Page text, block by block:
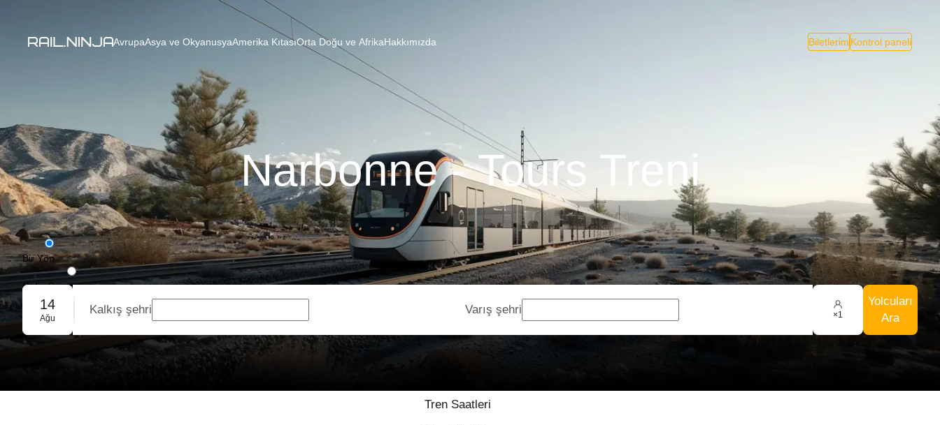
AvrupaAsya ve OkyanusyaAmerika KıtasıOrta Doğu ve AfrikaHakkımızda Biletlerim Kontrol paneli
Narbonne - Tours Treni
Bir Yön
Gidiş-Dönüş
Grup Rezervasyonu
14
Ağu
Kalkış şehri Varış şehri ×1
Yolcuları
Ara
Tren Saatleri